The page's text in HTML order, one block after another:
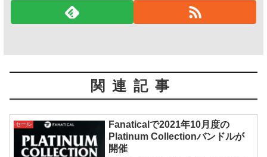
関連記事
セール
Fanaticalで2021年10月度の
Platinum Collectionバンドルが
開催